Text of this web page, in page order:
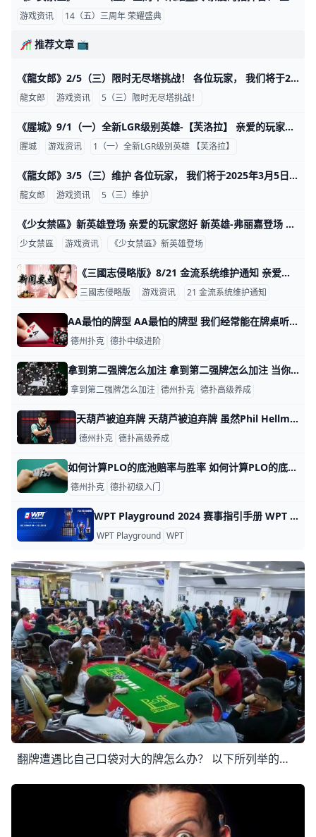
游戏资讯 14（五）三周年 荣耀盛典
🎢 推荐文章 📺
《龍女郎》2/5（三）限时无尽塔挑战！ 各位玩家， 我们将于2025年2月5日(三) 上午10:00 GMT+8 进行维护更新， 预计于中午12:00 GMT+8完成维护过程，请耐心等候。 期间玩家将无
龍女郎 游戏资讯 5（三）限时无尽塔挑战！
《腥城》9/1（一）全新LGR级别英雄-【芙洛拉】 亲爱的玩家您好： 全新英雄【芙洛拉】正式降临《腥城》! 开始时间 2025/9/01 00:00 结束时间 2025/9/15 23:59 新内容 1.更新LGR级别英雄-【芙洛拉】。 2.更新LGR英雄-【
腥城 游戏资讯 1（一）全新LGR级别英雄 【芙洛拉】
《龍女郎》3/5（三）维护 各位玩家， 我们将于2025年3月5日(三) 10:00 GMT+8 进行维护更新， 预计于12:00 GMT+8完成维护过程，请耐心等候。 期间玩家将无法登入及进行游戏
龍女郎 游戏资讯 5（三）维护
《少女禁區》新英雄登场 亲爱的玩家您好 新英雄-弗丽嘉登场 想增强战力 叱咤战场 绝对不容错过
少女禁區 游戏资讯 《少女禁區》新英雄登场
《三國志侵略版》8/21 金流系统维护通知 亲爱的玩家您好 : 将于 08/21(三) 07:00 ~ 08:00 停机进行系统升级服务 届时所有金流将无法使用,恢复后将于第一时间告知。 造成您的困扰，敬请见谅 也感谢您
三國志侵略版 游戏资讯 21 金流系统维护通知
AA最怕的牌型 AA最怕的牌型 我们经常能在牌桌听到“AA如何在常规桌惨死或在比赛如何因AA出局”的经历。 有些人甚至把AA被搞怪到发牌机或线上平台头上。 那大家
德州扑克 德扑中级进阶
拿到第二强牌怎么加注 拿到第二强牌怎么加注 当你在河牌阶段拿着价值牌被加注时，总有是否应该再加注回去方面的考虑，即便你手持并不是最强Nuts牌。 以下的牌局就是这样的
拿到第二强牌怎么加注 德州扑克 德扑高级养成
天葫芦被迫弃牌 天葫芦被迫弃牌 虽然Phil Hellmuth在高注额对决赛的七连胜被Dwan终结了，但他在这个系列赛的打法给人留下了深刻印象，其中包括3:0横
德州扑克 德扑高级养成
如何计算PLO的底池赔率与胜率 如何计算PLO的底池赔率与胜率 就追逐PLO的听牌来说，持续关注底池赔率和你的胜率很重要。现在我们进一步明确这两个术语。 底池赔率 在扑克中，底池
德州扑克 德扑初级入门
WPT Playground 2024 赛事指引手册 WPT Playground 2024 赛事指引手册 赛事概览 地点: The Star Gold Coast, Australia 主赛事买入: AUD $8,000 赛事时间: 2024年9月20日 - 25日 主要赛事 （1）主赛事 日期: 9月20日 - 25日
WPT Playground WPT
翻牌遭遇比自己口袋对大的牌怎么办？ 以下所列举的情况，在牌局开始时，玩家的筹码量均为100BB。 上次我们谈到的是第一、二、三、四种问题，今天我们来谈谈最后一种问题五： 五、翻牌遭